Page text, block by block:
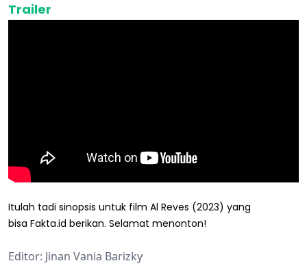
Trailer
Itulah tadi sinopsis untuk film Al Reves (2023) yang
bisa Fakta.id berikan. Selamat menonton!
Editor: Jinan Vania Barizky